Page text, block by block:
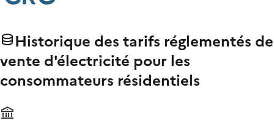
Historique des tarifs réglementés de
vente d'électricité pour les
consommateurs résidentiels